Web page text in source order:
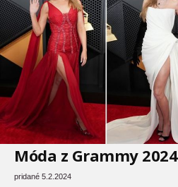
Móda z Grammy 2024
pridané 5.2.2024